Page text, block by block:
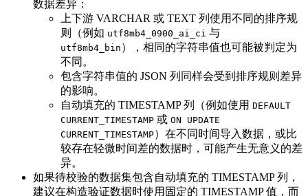
数据差异：
上下游 VARCHAR 或 TEXT 列使用不同的排序规
则（例如 utf8mb4_0900_ai_ci 与
utf8mb4_bin ），相同的字符串值也可能被判定为
不同。
包含字符串值的 JSON 列同样会受到排序规则差异
的影响。
自动填充的 TIMESTAMP 列（例如使用 DEFAULT
CURRENT_TIMESTAMP 或 ON UPDATE
CURRENT_TIMESTAMP）在不同时间导入数据，或比
较存在轻微时间差的数据时，可能产生无意义的差
异。
如果待校验的数据集包含自动填充的 TIMESTAMP 列，
建议在构造验证数据时使用固定的 TIMESTAMP 值，而